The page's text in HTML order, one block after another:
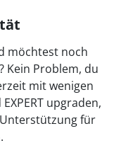
möchtest noch
Kein Problem, du
mit wenigen
upgraden,
für